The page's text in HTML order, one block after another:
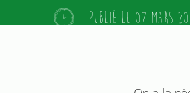
Publié le 07 mars